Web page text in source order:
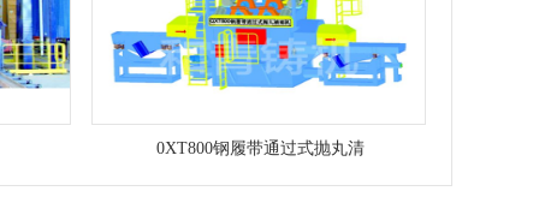
0XT800钢履带通过式抛丸清